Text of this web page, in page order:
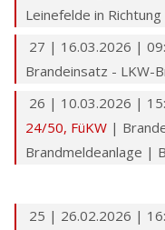
Leinefelde in
27 | 16.03.2026 |
Brandeinsatz - LKW-
26 | 10.03.2026 |
24/50, FüKW |
Brandmeldeanlage |
25 | 26.02.2026 |